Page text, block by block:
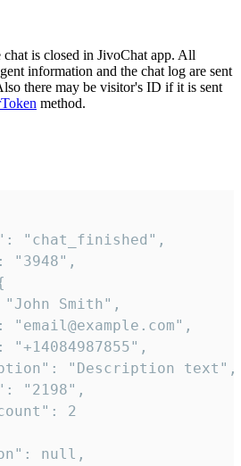
is closed in JivoChat app. All
information and the chat log are sent
there may be visitor's ID if it is sent
method.
"chat_finished",
"3948",
Smith",
"email@example.com",
"+14084987855",
"Description text",
"2198",
2
null,